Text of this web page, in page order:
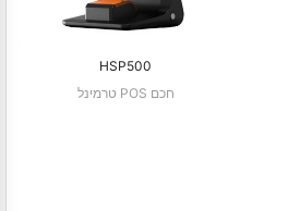
HSP500
טרמינל POS חכם